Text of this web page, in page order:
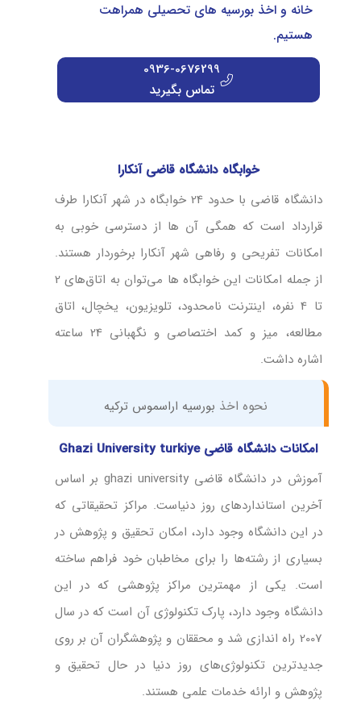
خانه و اخذ بورسیه های تحصیلی همراهت
هستیم.
0936-0676299
تماس بگیرید
خوابگاه دانشگاه قاضی آنکارا
دانشگاه قاضی با حدود 24 خوابگاه در شهر آنکارا طرف
قرارداد است که همگی آن ها از دسترسی خوبی به
امکانات تفریحی و رفاهی شهر آنکارا برخوردار هستند.
از جمله امکانات این خوابگاه ها می‌توان به اتاق‌های 2
تا 4 نفره، اینترنت نامحدود، تلویزیون، یخچال، اتاق
مطالعه، میز و کمد اختصاصی و نگهبانی 24 ساعته
اشاره داشت.
نحوه اخذ بورسیه اراسموس ترکیه
امکانات دانشگاه قاضی Ghazi University turkiye
آموزش در دانشگاه قاضی ghazi university بر اساس
آخرین استانداردهای روز دنیاست. مراکز تحقیقاتی که
در این دانشگاه وجود دارد، امکان تحقیق و پژوهش در
بسیاری از رشته‌ها را برای مخاطبان خود فراهم ساخته
است. یکی از مهمترین مراکز پژوهشی که در این
دانشگاه وجود دارد، پارک تکنولوژی آن است که در سال
2007 راه اندازی شد و محققان و پژوهشگران آن بر روی
جدیدترین تکنولوژی‌های روز دنیا در حال تحقیق و
پژوهش و ارائه خدمات علمی هستند.